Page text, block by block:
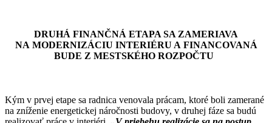
DRUHÁ FINANČNÁ ETAPA SA ZAMERIAVA
NA MODERNIZÁCIU INTERIÉRU A FINANCOVANÁ
BUDE Z MESTSKÉHO ROZPOČTU
Kým v prvej etape sa radnica venovala prácam, ktoré boli zamerané
na zníženie energetickej náročnosti budovy, v druhej fáze sa budú